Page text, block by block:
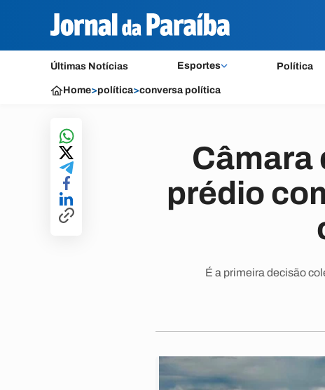
Últimas Notícias Esportes Política
Home>política>conversa política
Câmara
prédio
É a primeira decisão